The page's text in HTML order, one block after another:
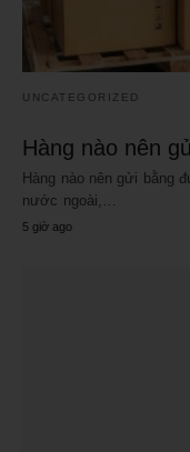
UNCATEGORIZED
Hàng nào nên
Hàng nào nên gửi bằng
nước ngoài,…
5 giờ ago